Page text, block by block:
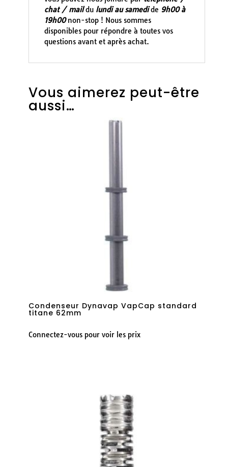
chat / maildu lundi au samedide 9h00 à
19h00non-stop ! Nous sommes
disponibles pour répondre à toutes vos
questions avant et après achat.
Vous aimerez peut-être
aussi…
Condenseur Dynavap VapCap standard
titane 62mm
Connectez-vous pour voir les prix